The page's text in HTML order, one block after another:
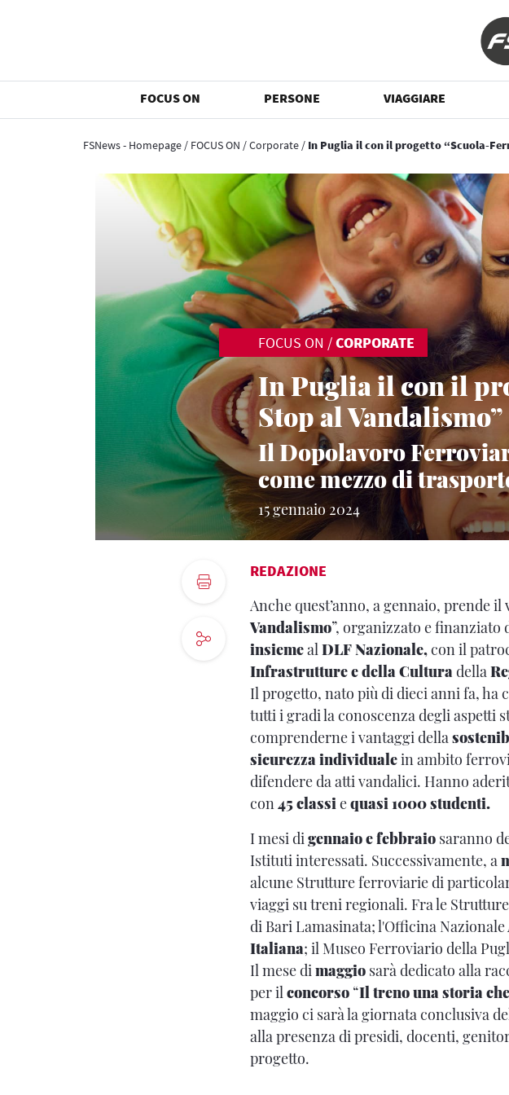
FOCUS ON PERSONE VIAGGIARE
FSNews - Homepage / FOCUS ON /Corporate / In Puglia il con il progetto “Scuola-
FOCUS ON /CORPORATE
In Puglia il con il
Stop al Vandalismo”
Il Dopolavoro
come mezzo di
15 gennaio 2024
REDAZIONE
Anche quest’anno, a gennaio, prende il
Vandalismo”, organizzato e finanziato
insiemealDLF Nazionale,con il
Infrastrutture e della Culturadella
Il progetto, nato più di dieci anni fa, ha
tutti i gradi la conoscenza degli
comprenderne i vantaggi della
sicurezza individualein ambito
difendere da atti vandalici. Hanno
con45 classiequasi 1000 studenti.
I mesi digennaio e febbraio saranno
Istituti interessati. Successivamente, a
alcune Strutture ferroviarie di
viaggi su treni regionali. Fra le
di Bari Lamasinata; l'Officina
Italiana; il Museo Ferroviario della
Il mese dimaggio sarà dedicato alla
per ilconcorso “Il treno una storia
maggio ci sarà la giornata conclusiva
alla presenza di presidi, docenti,
progetto.